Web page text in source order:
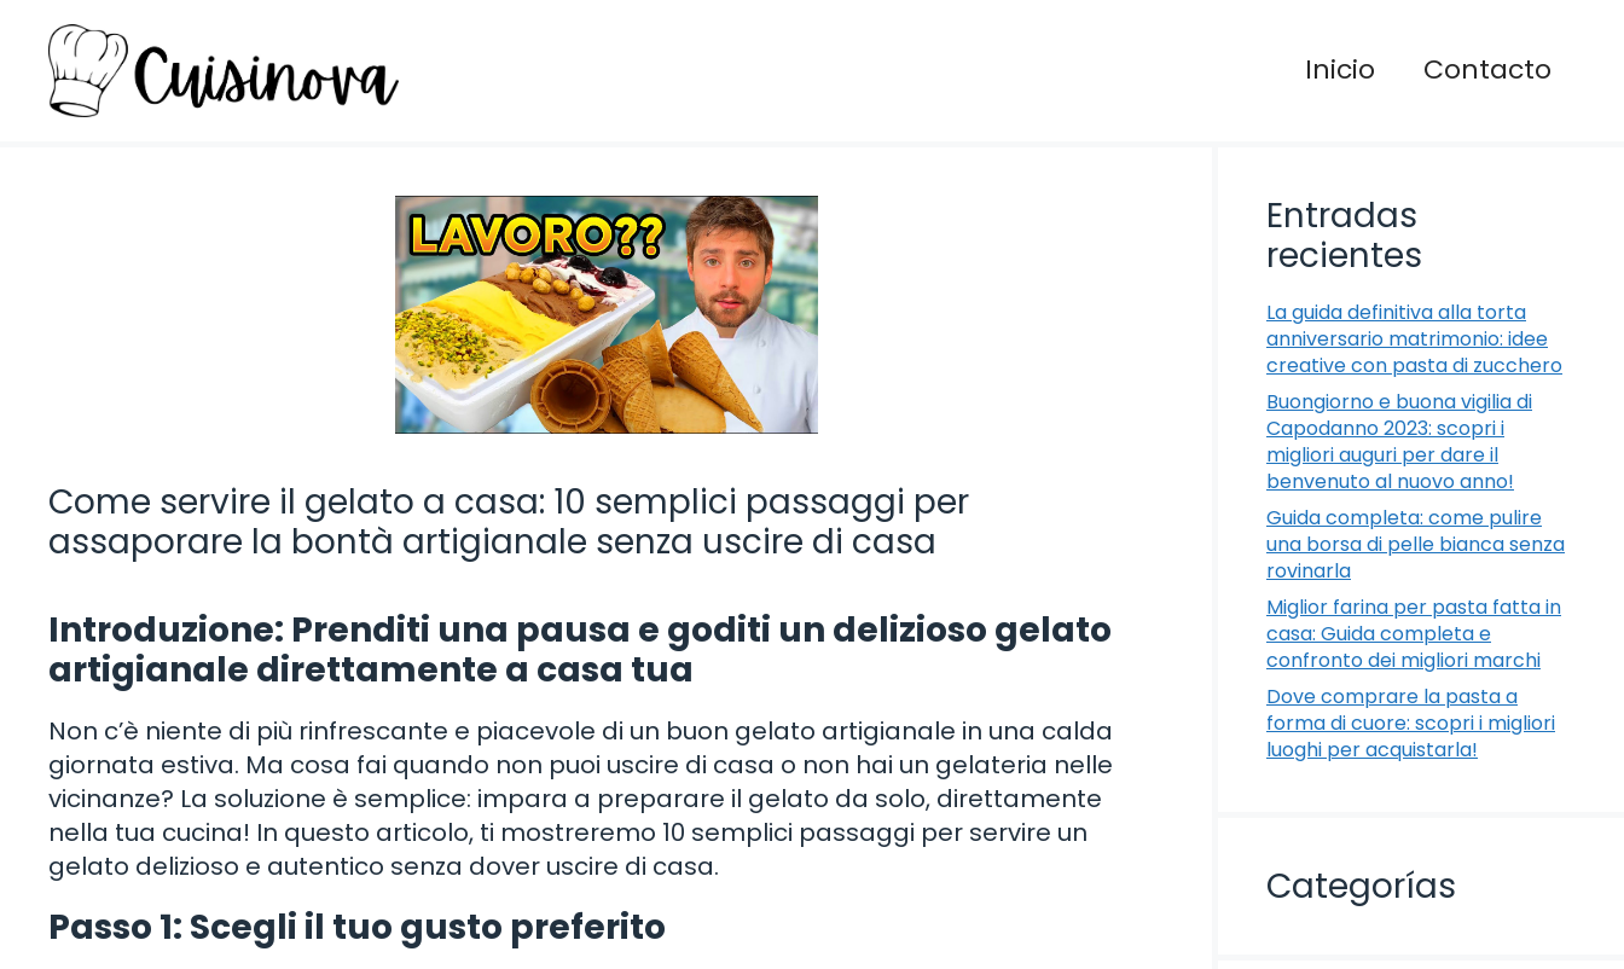
contenuto
Inicio Contacto
Come servire il gelato a casa: 10 semplici passaggi per
assaporare la bontà artigianale senza uscire di casa
Introduzione: Prenditi una pausa e goditi un delizioso gelato
artigianale direttamente a casa tua
Non c’è niente di più rinfrescante e piacevole di un buon gelato artigianale in una calda
giornata estiva. Ma cosa fai quando non puoi uscire di casa o non hai un gelateria nelle
vicinanze? La soluzione è semplice: impara a preparare il gelato da solo, direttamente
nella tua cucina! In questo articolo, ti mostreremo 10 semplici passaggi per servire un
gelato delizioso e autentico senza dover uscire di casa.
Passo 1: Scegli il tuo gusto preferito
Entradas
recientes
La guida definitiva alla torta
anniversario matrimonio: idee
creative con pasta di zucchero
Buongiorno e buona vigilia di
Capodanno 2023: scopri i
migliori auguri per dare il
benvenuto al nuovo anno!
Guida completa: come pulire
una borsa di pelle bianca senza
rovinarla
Miglior farina per pasta fatta in
casa: Guida completa e
confronto dei migliori marchi
Dove comprare la pasta a
forma di cuore: scopri i migliori
luoghi per acquistarla!
Categorías